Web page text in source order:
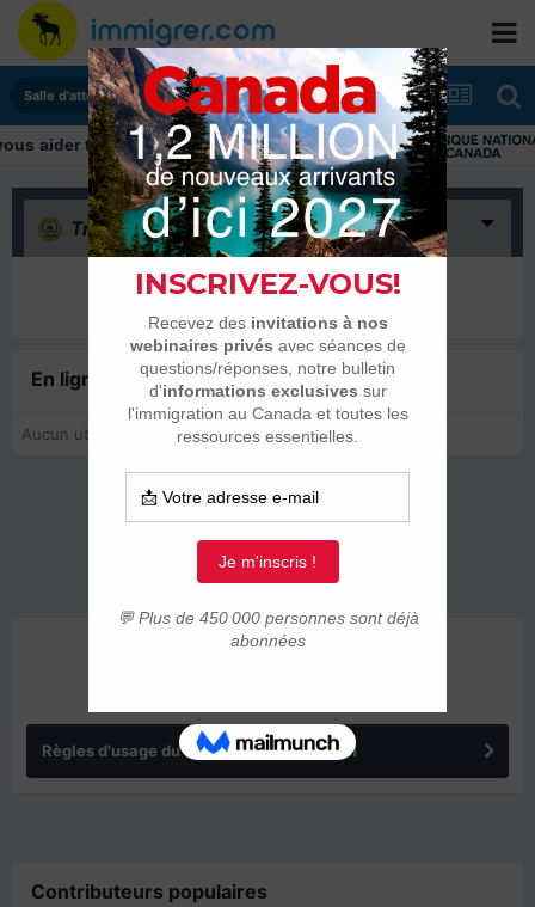
Salle d'attente - échanges de dates
Triste (0)
Il n’y a encore rien ici
En ligne récemment0 membre est en ligne
Aucun utilisateur enregistré regarde cette page.
Règles d'usage du forum IMMIGRER.COM
Contributeurs populaires